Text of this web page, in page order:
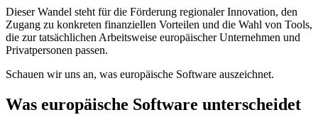
Dieser Wandel steht für die Förderung regionaler Innovation, den
Zugang zu konkreten finanziellen Vorteilen und die Wahl von Tools,
die zur tatsächlichen Arbeitsweise europäischer Unternehmen und
Privatpersonen passen.
Schauen wir uns an, was europäische Software auszeichnet.
Was europäische Software unterscheidet